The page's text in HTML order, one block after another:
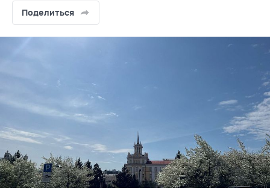
Поделиться